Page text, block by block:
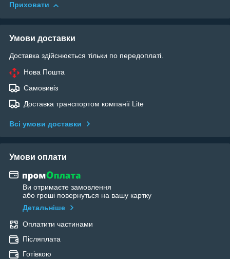
Приховати
Умови доставки
Доставка здійснюється тільки по передоплаті.
Нова Пошта
Самовивіз
Доставка транспортом компанії Lite
Всі умови доставки
Умови оплати
Ви отримаєте замовлення
або гроші повернуться на вашу картку
Детальніше
Оплатити частинами
Післяплата
Готівкою